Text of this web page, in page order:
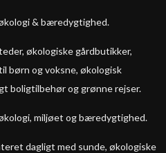
& bæredygtighed.
økologiske gårdbutikker,
børn og voksne, økologisk
boligtilbehør og grønne rejser.
miljøet og bæredygtighed.
dagligt med sunde, økologiske